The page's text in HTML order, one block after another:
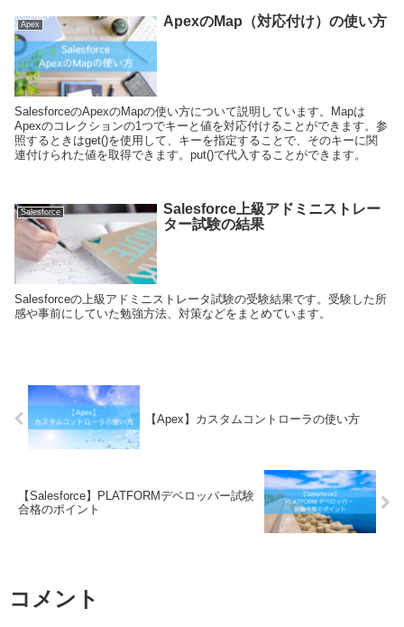
Apex ApexのMap（対応付け）の使い方
SalesforceのApexのMapの使い方について説明しています。Mapは
Apexのコレクションの1つでキーと値を対応付けることができます。参
照するときはget()を使用して、キーを指定することで、そのキーに関
連付けられた値を取得できます。put()で代入することができます。
Salesforce
Salesforce上級アドミニストレー
ター試験の結果
Salesforceの上級アドミニストレータ試験の受験結果です。受験した所
感や事前にしていた勉強方法、対策などをまとめています。
【Apex】カスタムコントローラの使い方
【Salesforce】PLATFORMデベロッパー試験
合格のポイント
コメント